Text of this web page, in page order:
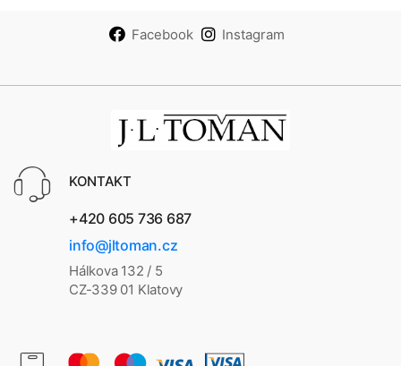
Facebook Instagram
KONTAKT
+420 605 736 687
info@jltoman.cz
Hálkova 132 / 5
CZ-339 01 Klatovy